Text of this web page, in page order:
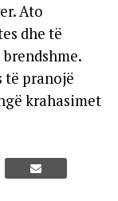
Ato
dhe të
të pranojë
krahasimet